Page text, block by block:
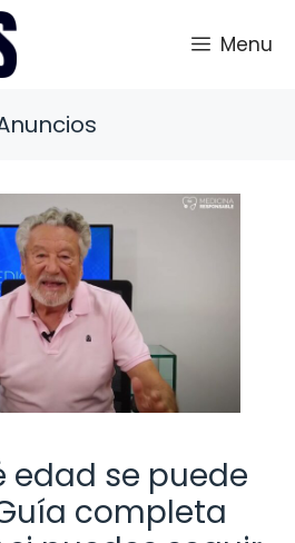
Menu
edad se puede
completa